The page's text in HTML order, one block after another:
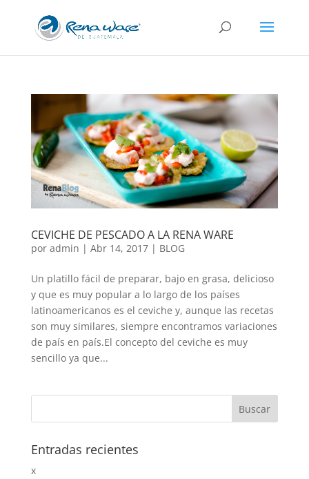
CEVICHE DE PESCADO A LA RENA WARE
por admin | Abr 14, 2017| BLOG
Un platillo fácil de preparar, bajo en grasa, delicioso
y que es muy popular a lo largo de los países
latinoamericanos es el ceviche y, aunque las recetas
son muy similares, siempre encontramos variaciones
de país en país.El concepto del ceviche es muy
sencillo ya que...
Entradas recientes
x